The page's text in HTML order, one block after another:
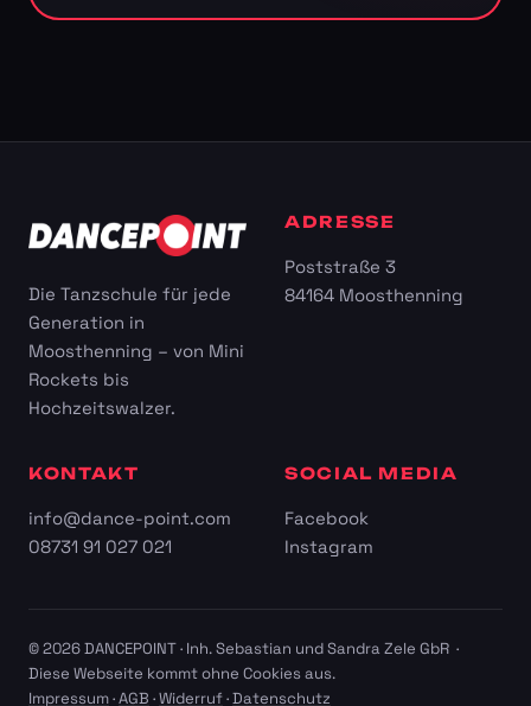
Die Tanzschule für jede
Generation in
Moosthenning – von Mini
Rockets bis
Hochzeitswalzer.
ADRESSE
Poststraße 3
84164 Moosthenning
KONTAKT
info@dance-point.com
08731 91 027 021
SOCIAL MEDIA
Facebook
Instagram
© 2026 DANCEPOINT · Inh. Sebastian und Sandra Zele GbR ·
Diese Webseite kommt ohne Cookies aus.
Impressum·AGB ·Widerruf·Datenschutz